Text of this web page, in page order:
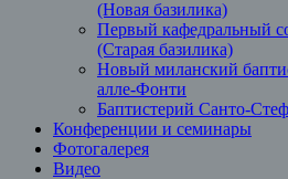
(Новая базилика)
Первый кафедральный
(Старая базилика)
Новый миланский
алле-Фонти
Баптистерий Санто-
Конференции и семинары
Фотогалерея
Видео